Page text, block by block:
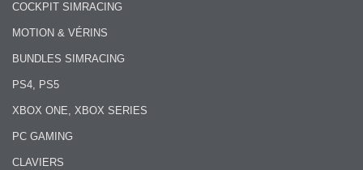
COCKPIT SIMRACING
MOTION & VÉRINS
BUNDLES SIMRACING
PS4, PS5
XBOX ONE, XBOX SERIES
PC GAMING
CLAVIERS